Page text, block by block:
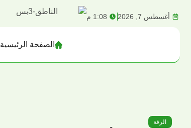
أغسطس 7, 2026 1:08 م
الصفحة الرئيسية
الرقة